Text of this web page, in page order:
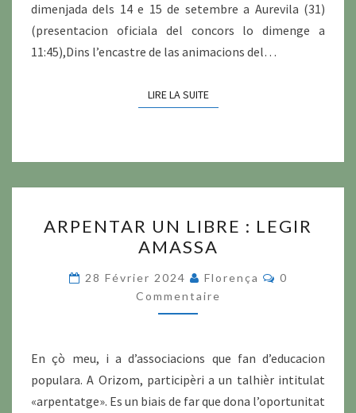
dimenjada dels 14 e 15 de setembre a Aurevila (31)
(presentacion oficiala del concors lo dimenge a
11:45),Dins l’encastre de las animacions del…
LIRE LA SUITELIRE LA SUITE
UN
LIBRE
:
LEGIR
AMASSA
ARPENTAR UN LIBRE : LEGIR
AMASSA
28 Février 2024 Florença
0
Commentaire
En çò meu, i a d’associacions que fan d’educacion
populara. A Orizom, participèri a un talhièr intitulat
«arpentatge». Es un biais de far que dona l’oportunitat